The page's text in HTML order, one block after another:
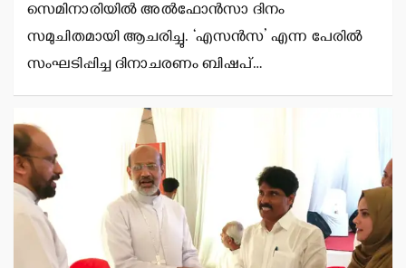
സെമിനാരിയില്‍ അല്‍ഫോന്‍സാ ദിനം
സമുചിതമായി ആചരിച്ചു. ‘എസന്‍സ’ എന്ന പേരില്‍
സംഘടിപ്പിച്ച ദിനാചരണം ബിഷപ്…